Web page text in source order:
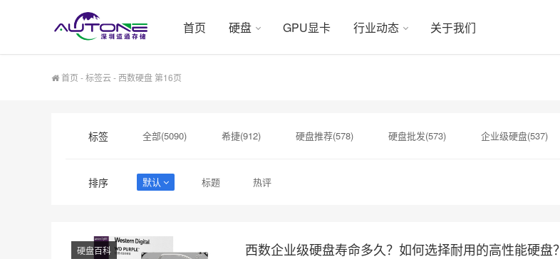
首页 硬盘 GPU显卡 行业动态 关于我们
首页 -标签云- 西数硬盘 第16页
标签 全部(5090) 希捷(912) 硬盘推荐(578) 硬盘批发(573) 企业级硬盘(537)
排序 默认 标题 热评
硬盘百科 西数企业级硬盘寿命多久？如何选择耐用的高性能硬盘？